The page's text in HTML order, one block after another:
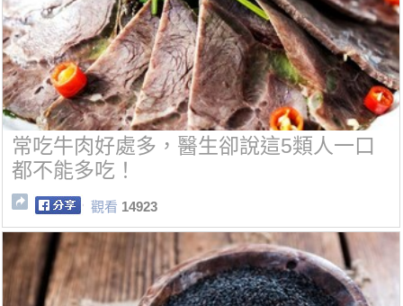
常吃牛肉好處多，醫生卻說這5類人一口
都不能多吃！
觀看 14923